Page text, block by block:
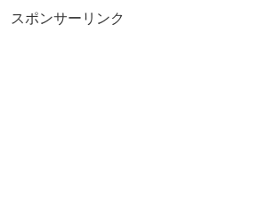
スポンサーリンク